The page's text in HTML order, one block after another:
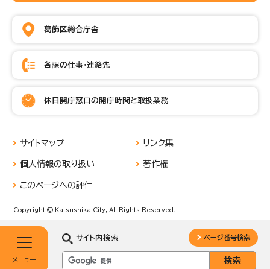
メニュー
サイト内検索 ページ番号検索
葛飾区総合庁舎
各課の仕事・連絡先
休日開庁窓口の開庁時間と取扱業務
サイトマップ リンク集
個人情報の取り扱い 著作権
このページへの評価
Copyright © Katsushika City, All Rights Reserved.